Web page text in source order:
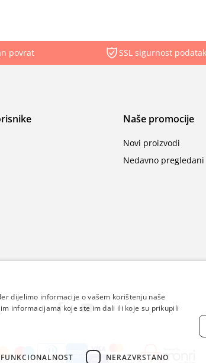
povrat SSL sigurnost
Naše promocije
Novi proizvodi
Nedavno
dijelimo informacije o vašem korištenju naše
informacijama koje ste im dali ili koje su prikupili
FUNKCIONALNOST NERAZVRSTANO